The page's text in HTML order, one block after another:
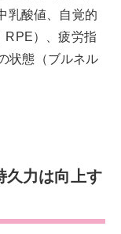
乳酸値、自覚的
RPE）、疲労指
状態（ブルネル
久力は向上す